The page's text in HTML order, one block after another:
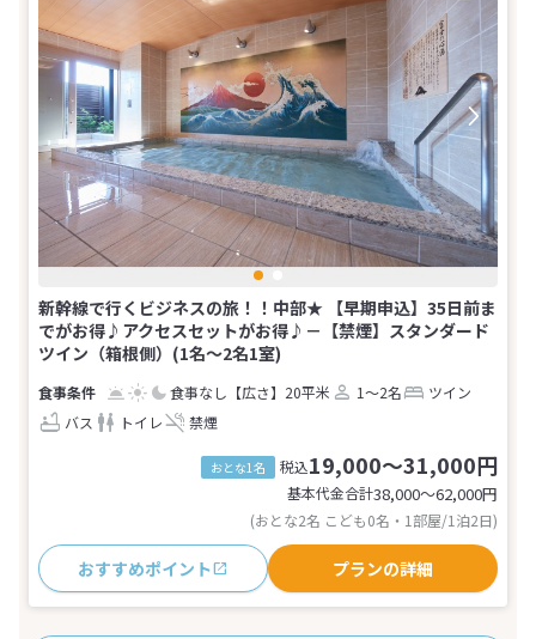
新幹線で行くビジネスの旅！！中部★ 【早期申込】35日前ま
でがお得♪アクセスセットがお得♪－【禁煙】スタンダード
ツイン（箱根側）(1名～2名1室)
食事なし 【広さ】20平米 1～2名
ツイン
バス
トイレ 禁煙
おとな1名 税込19,000～31,000円
基本代金合計38,000〜62,000円
(おとな2名 こども0名・1部屋/1泊2日)
おすすめポイント プランの詳細